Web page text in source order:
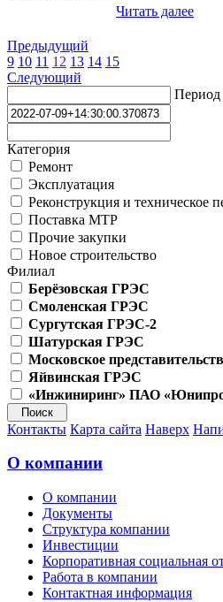
Читать далее
Предыдущий
9 10 11 12 13 14 15
Следующий
Период
Категория
Ремонт
Эксплуатация
Реконструкция и техническое
Поставка МТР
Прочие закупки
Новое строительство
Филиал
Берёзовская ГРЭС
Смоленская ГРЭС
Сургутская ГРЭС-2
Шатурская ГРЭС
Московское
Яйвинская ГРЭС
«Инжиниринг» ПАО
Контакты Карта сайта Наверх
О компании
О компании
Документы
Структура компании
Инвестиции
Корпоративная социальная
Работа в компании
Контактная информация